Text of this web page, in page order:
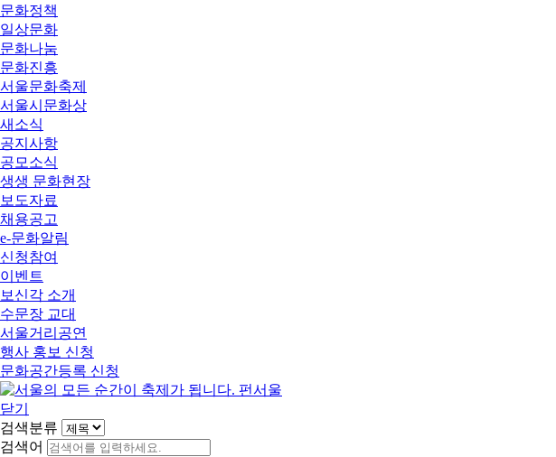
문화정책
일상문화
문화나눔
문화진흥
서울문화축제
서울시문화상
새소식
공지사항
공모소식
생생 문화현장
보도자료
채용공고
e-문화알림
신청참여
이벤트
보신각 소개
수문장 교대
서울거리공연
행사 홍보 신청
문화공간등록 신청
닫기
검색분류
검색어